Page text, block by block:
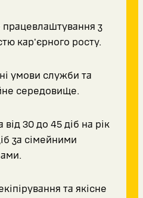
працевлаштування з
кар'єрного росту.
умови служби та
середовище.
від 30 до 45 діб на рік
за сімейними
та якісне